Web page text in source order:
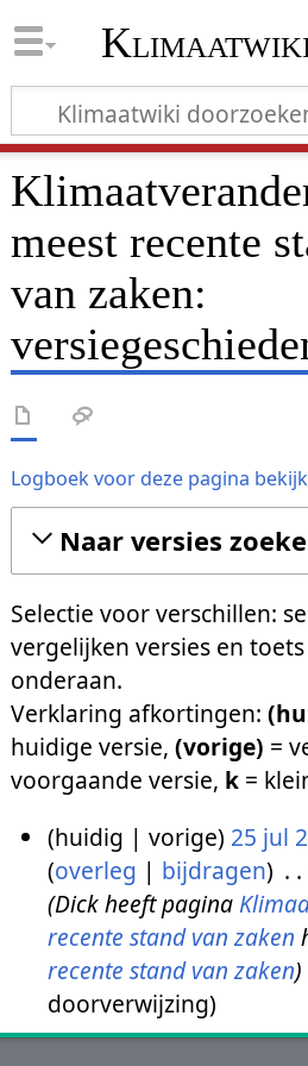
meest recente
van zaken:
Logboek voor deze pagina
Naar versies
Selectie voor verschillen:
vergelijken versies en
onderaan.
Verklaring afkortingen:
huidige versie, (vorige) =
voorgaande versie, k=
huidig vorige 25 jul
overleg
bijdragen
Dick heeft pagina
recente stand van zaken
recente stand van zaken
doorverwijzing